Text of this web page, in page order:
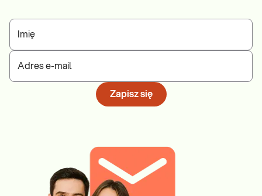
Imię
Adres e-mail
Zapisz się